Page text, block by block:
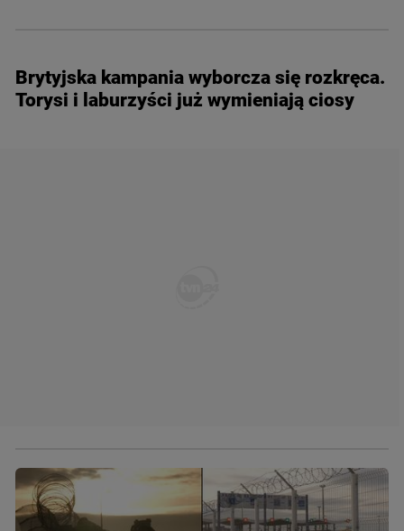
Brytyjska kampania wyborcza się rozkręca.
Torysi i laburzyści już wymieniają ciosy